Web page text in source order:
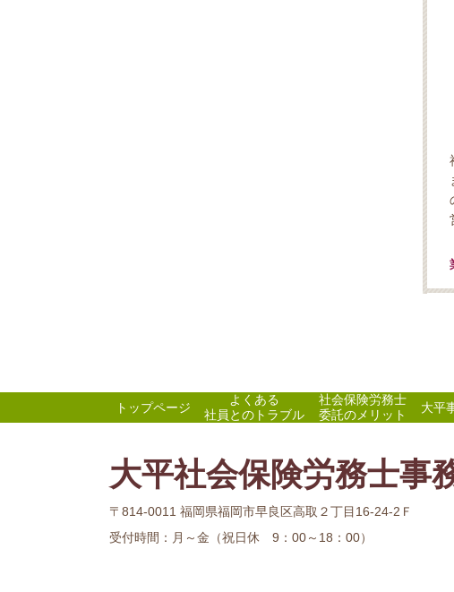
トップページ
よくある
社員とのトラブル
社会保険労務士
委託のメリット
大平
大平社会保険労務士事
〒814-0011 福岡県福岡市早良区高取２丁目16-24-2Ｆ
受付時間： 月～金（祝日休 9：00～18：00）